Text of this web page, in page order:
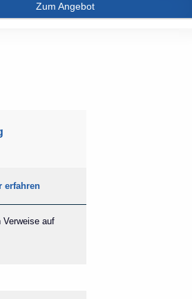
Zum Angebot
erfahren
auf